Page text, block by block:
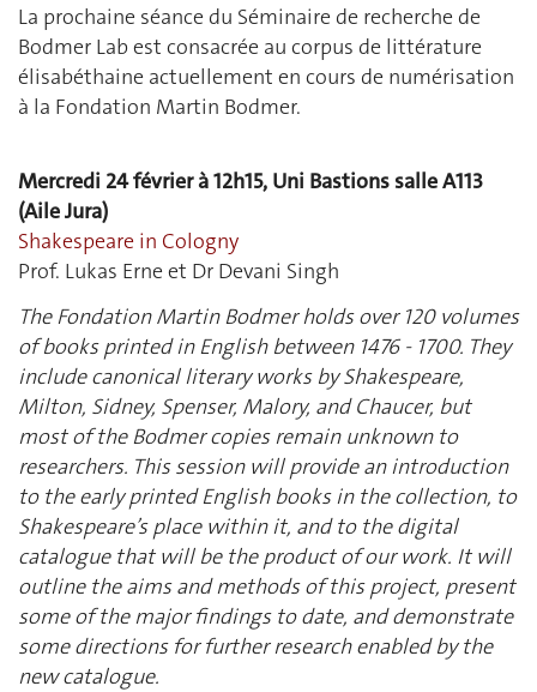
La prochaine séance du Séminaire de recherche de
Bodmer Lab est consacrée au corpus de littérature
élisabéthaine actuellement en cours de numérisation
à la Fondation Martin Bodmer.
Mercredi 24 février à 12h15, Uni Bastions salle A113
(Aile Jura)
Shakespeare in Cologny
Prof. Lukas Erne et Dr Devani Singh
The Fondation Martin Bodmer holds over 120 volumes
of books printed in English between 1476 - 1700. They
include canonical literary works by Shakespeare,
Milton, Sidney, Spenser, Malory, and Chaucer, but
most of the Bodmer copies remain unknown to
researchers. This session will provide an introduction
to the early printed English books in the collection, to
Shakespeare’s place within it, and to the digital
catalogue that will be the product of our work. It will
outline the aims and methods of this project, present
some of the major findings to date, and demonstrate
some directions for further research enabled by the
new catalogue.